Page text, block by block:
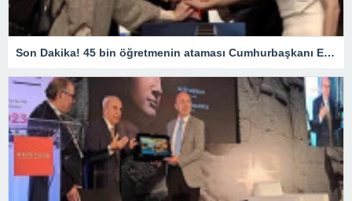
Son Dakika! 45 bin öğretmenin ataması Cumhurbaşkanı Erdoğan’ın katıldığı törenle gerçekleşti